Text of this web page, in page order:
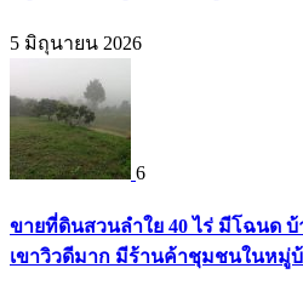
5 มิถุนายน 2026
6
ขายที่ดินสวนลำใย 40 ไร่ มีโฉนด
เขาวิวดีมาก มีร้านค้าชุมชนในหมู่บ้